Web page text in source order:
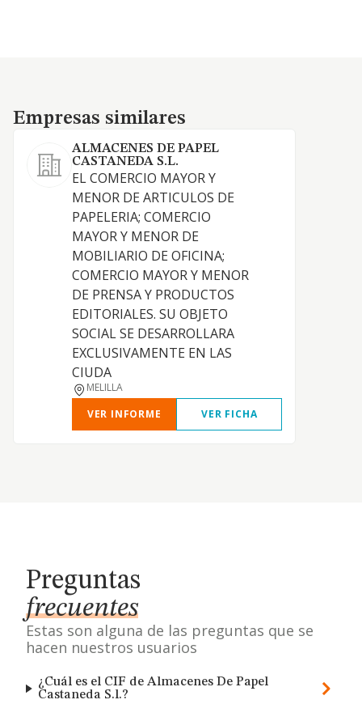
Empresas similares
Empresas similares
ALMACENES DE PAPEL
CASTANEDA S.L.
EL COMERCIO MAYOR Y
MENOR DE ARTICULOS DE
PAPELERIA; COMERCIO
MAYOR Y MENOR DE
MOBILIARIO DE OFICINA;
COMERCIO MAYOR Y MENOR
DE PRENSA Y PRODUCTOS
EDITORIALES. SU OBJETO
SOCIAL SE DESARROLLARA
EXCLUSIVAMENTE EN LAS
CIUDA
MELILLA
VER INFORME
VER FICHA
Preguntas
frecuentes
Estas son alguna de las preguntas que se
hacen nuestros usuarios
¿Cuál es el CIF de Almacenes De Papel
Castaneda S.l.?